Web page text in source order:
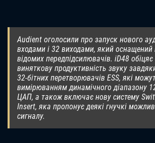
Audient оголосили про запуск нового
входами і 32 виходами, який оснащений
відомих передпідсилювачів. iD48
виняткову продуктивність звуку
32-бітних перетворювачів ESS, які
вимірюванням динамічного діапазону
ЦАП, а також включає нову систему
Insert, яка пропонує деякі гнучкі
сигналу.